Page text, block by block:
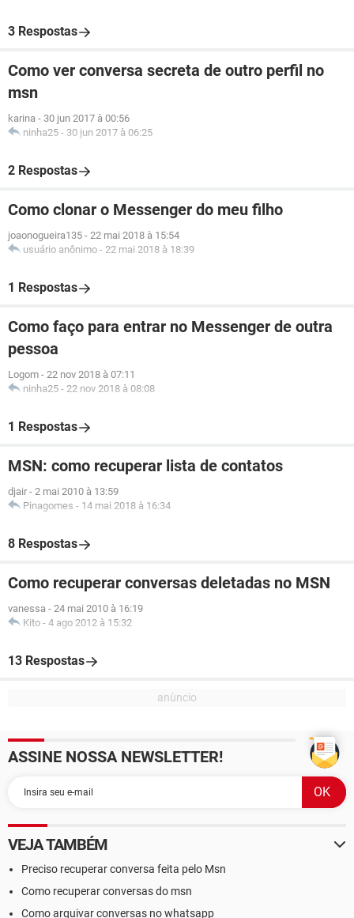
3 Respostas
Como ver conversa secreta de outro perfil no
msn
karina - 30 jun 2017 à 00:56
ninha25 - 30 jun 2017 à 06:25
2 Respostas
Como clonar o Messenger do meu filho
joaonogueira135 - 22 mai 2018 à 15:54
usuário anônimo - 22 mai 2018 à 18:39
1 Respostas
Como faço para entrar no Messenger de outra
pessoa
Logom - 22 nov 2018 à 07:11
ninha25 - 22 nov 2018 à 08:08
1 Respostas
MSN: como recuperar lista de contatos
djair - 2 mai 2010 à 13:59
Pinagomes - 14 mai 2018 à 16:34
8 Respostas
Como recuperar conversas deletadas no MSN
vanessa - 24 mai 2010 à 16:19
Kito - 4 ago 2012 à 15:32
13 Respostas
ASSINE NOSSA NEWSLETTER!
VEJA TAMBÉM
Preciso recuperar conversa feita pelo Msn
Como recuperar conversas do msn
Como arquivar conversas no whatsapp